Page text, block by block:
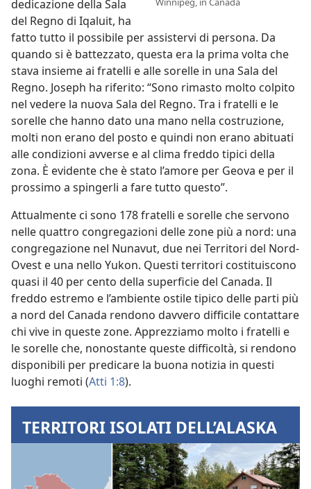
dedicazione della Sala
del Regno di Iqaluit, ha
fatto tutto il possibile per assistervi di persona. Da
quando si è battezzato, questa era la prima volta che
stava insieme ai fratelli e alle sorelle in una Sala del
Regno. Joseph ha riferito: “Sono rimasto molto colpito
nel vedere la nuova Sala del Regno. Tra i fratelli e le
sorelle che hanno dato una mano nella costruzione,
molti non erano del posto e quindi non erano abituati
alle condizioni avverse e al clima freddo tipici della
zona. È evidente che è stato l’amore per Geova e per il
prossimo a spingerli a fare tutto questo”.
Attualmente ci sono 178 fratelli e sorelle che servono
nelle quattro congregazioni delle zone più a nord: una
congregazione nel Nunavut, due nei Territori del Nord-
Ovest e una nello Yukon. Questi territori costituiscono
quasi il 40 per cento della superficie del Canada. Il
freddo estremo e l’ambiente ostile tipico delle parti più
a nord del Canada rendono davvero difficile contattare
chi vive in queste zone. Apprezziamo molto i fratelli e
le sorelle che, nonostante queste difficoltà, si rendono
disponibili per predicare la buona notizia in questi
luoghi remoti (Atti 1:8).
TERRITORI ISOLATI DELL’ALASKA